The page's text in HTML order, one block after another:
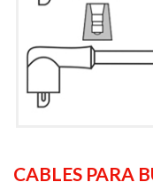
CABLES PARA